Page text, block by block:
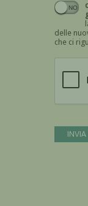
delle
che ci
INVIA